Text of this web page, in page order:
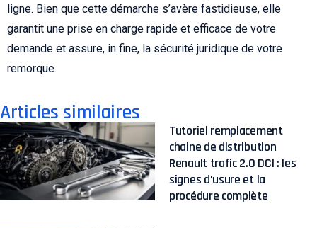
Articles similaires
Tutoriel remplacement
chaine de distribution
Renault trafic 2.0 DCI : les
signes d’usure et la
procédure complète
ligne. Bien que cette démarche s’avère fastidieuse, elle
garantit une prise en charge rapide et efficace de votre
demande et assure, in fine, la sécurité juridique de votre
remorque.